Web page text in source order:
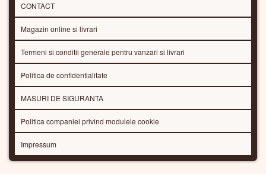
CONTACT
Magazin online si livrari
Termeni si conditii generale pentru vanzari si livrari
Politica de confidentialitate
MASURI DE SIGURANTA
Politica companiei privind modulele cookie
Impressum